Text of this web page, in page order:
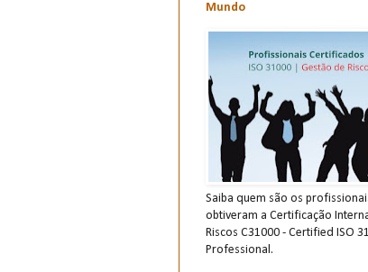
Mundo
Saiba quem são os
obtiveram a Certificação
Riscos C31000 - Certified ISO
Professional.